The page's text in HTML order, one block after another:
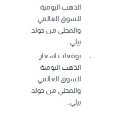
الذهب اليومية
للسوق العالمي
والمحلي من جولد
بيلي…
توقعات اسعار
الذهب اليومية
للسوق العالمي
والمحلي من جولد
بيلي…